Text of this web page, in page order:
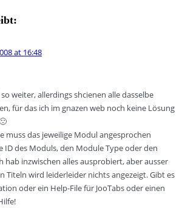
at 16:48
weiter, allerdings shcienen alle dasselbe
für das ich im gnazen web noch keine Lösung
muss das jeweilige Modul angesprochen
ID des Moduls, den Module Type oder den
hab inzwischen alles ausprobiert, aber ausser
Titeln wird leiderleider nichts angezeigt. Gibt es
oder ein Help-File für JooTabs oder einen